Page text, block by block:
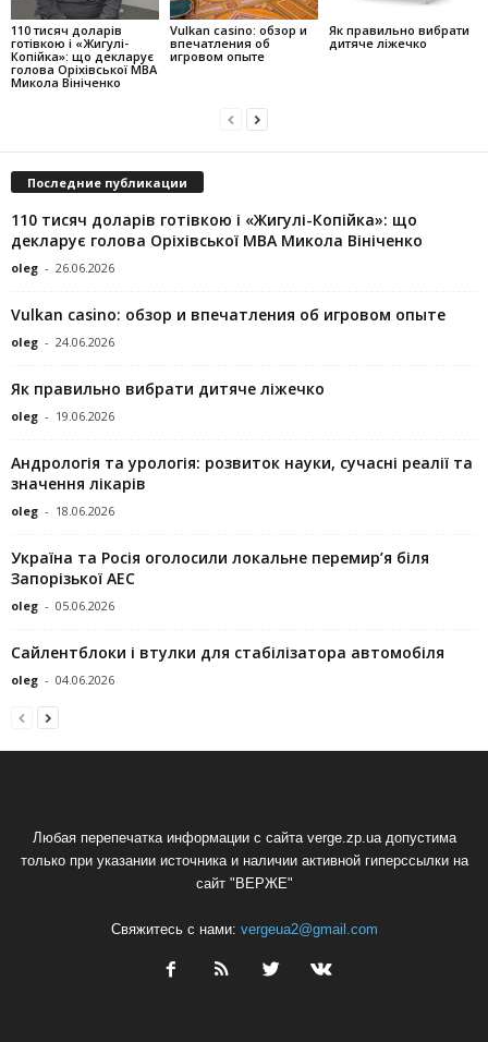
110 тисяч доларів
готівкою і «Жигулі-
Копійка»: що декларує
голова Оріхівської МВА
Микола Вініченко
Vulkan casino: обзор и
впечатления об
игровом опыте
Як правильно вибрати
дитяче ліжечко
Последние публикации
110 тисяч доларів готівкою і «Жигулі-Копійка»: що
декларує голова Оріхівської МВА Микола Вініченко
oleg - 26.06.2026
Vulkan casino: обзор и впечатления об игровом опыте
oleg - 24.06.2026
Як правильно вибрати дитяче ліжечко
oleg - 19.06.2026
Андрологія та урологія: розвиток науки, сучасні реалії та
значення лікарів
oleg - 18.06.2026
Україна та Росія оголосили локальне перемир’я біля
Запорізької АЕС
oleg - 05.06.2026
Сайлентблоки і втулки для стабілізатора автомобіля
oleg - 04.06.2026
Любая перепечатка информации с сайта verge.zp.ua допустима
только при указании источника и наличии активной гиперссылки на
сайт "ВЕРЖЕ"
Свяжитесь с нами: vergeua2@gmail.com